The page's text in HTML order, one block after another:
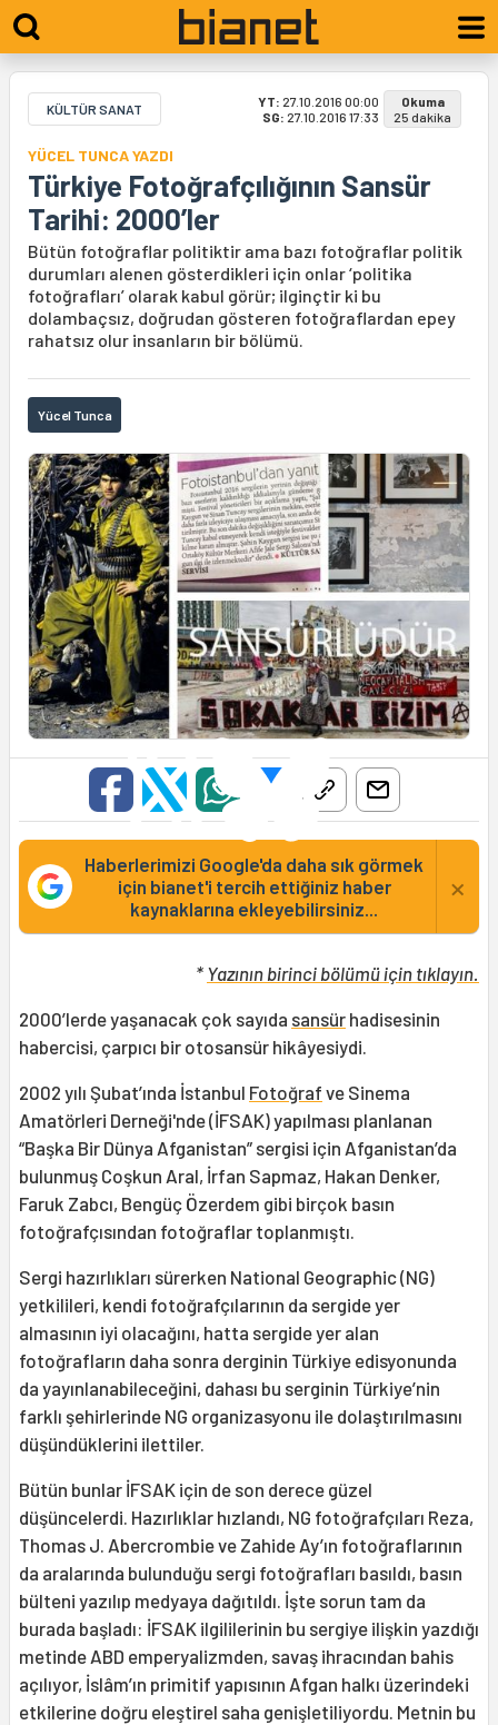
KÜLTÜR SANAT YT: 27.10.2016 00:00
SG: 27.10.2016 17:33
Okuma
25 dakika
YÜCEL TUNCA YAZDI
Türkiye Fotoğrafçılığının Sansür
Tarihi: 2000’ler
Bütün fotoğraflar politiktir ama bazı fotoğraflar politik
durumları alenen gösterdikleri için onlar ‘politika
fotoğrafları’ olarak kabul görür; ilginçtir ki bu
dolambaçsız, doğrudan gösteren fotoğraflardan epey
rahatsız olur insanların bir bölümü.
Yücel Tunca
Haberlerimizi Google'da daha sık görmek
için bianet'i tercih ettiğiniz haber
kaynaklarına ekleyebilirsiniz...
×
* Yazının birinci bölümü için tıklayın.
2000’lerde yaşanacak çok sayıda sansür hadisesinin
habercisi, çarpıcı bir otosansür hikâyesiydi.
2002 yılı Şubat’ında İstanbul Fotoğraf ve Sinema
Amatörleri Derneği'nde (İFSAK) yapılması planlanan
“Başka Bir Dünya Afganistan” sergisi için Afganistan’da
bulunmuş Coşkun Aral, İrfan Sapmaz, Hakan Denker,
Faruk Zabcı, Bengüç Özerdem gibi birçok basın
fotoğrafçısından fotoğraflar toplanmıştı.
Sergi hazırlıkları sürerken National Geographic (NG)
yetkilileri, kendi fotoğrafçılarının da sergide yer
almasının iyi olacağını, hatta sergide yer alan
fotoğrafların daha sonra derginin Türkiye edisyonunda
da yayınlanabileceğini, dahası bu serginin Türkiye’nin
farklı şehirlerinde NG organizasyonu ile dolaştırılmasını
düşündüklerini ilettiler.
Bütün bunlar İFSAK için de son derece güzel
düşüncelerdi. Hazırlıklar hızlandı, NG fotoğrafçıları Reza,
Thomas J. Abercrombie ve Zahide Ay’ın fotoğraflarının
da aralarında bulunduğu sergi fotoğrafları basıldı, basın
bülteni yazılıp medyaya dağıtıldı. İşte sorun tam da
burada başladı: İFSAK ilgililerinin bu sergiye ilişkin yazdığı
metinde ABD emperyalizmden, savaş ihracından bahis
açılıyor, İslâm’ın primitif yapısının Afgan halkı üzerindeki
etkilerine doğru eleştirel saha genişletiliyordu. Metnin bu